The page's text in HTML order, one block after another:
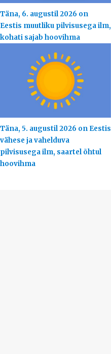
Täna, 6. augustil 2026 on
Eestis muutliku pilvisusega ilm,
kohati sajab hoovihma
Täna, 5. augustil 2026 on Eestis
vähese ja vahelduva
pilvisusega ilm, saartel õhtul
hoovihma